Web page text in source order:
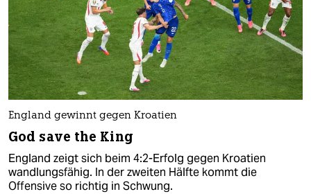
England gewinnt gegen Kroatien
God save the King
England zeigt sich beim 4:2-Erfolg gegen Kroatien
wandlungsfähig. In der zweiten Hälfte kommt die
Offensive so richtig in Schwung.